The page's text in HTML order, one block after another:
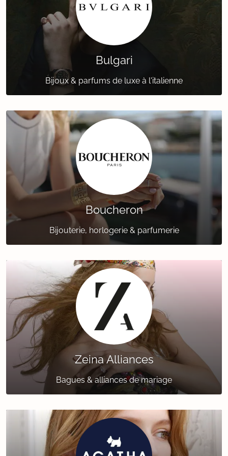
Bulgari
Bijoux & parfums de luxe à l'italienne
Boucheron
Bijouterie, horlogerie & parfumerie
Zeina Alliances
Bagues & alliances de mariage